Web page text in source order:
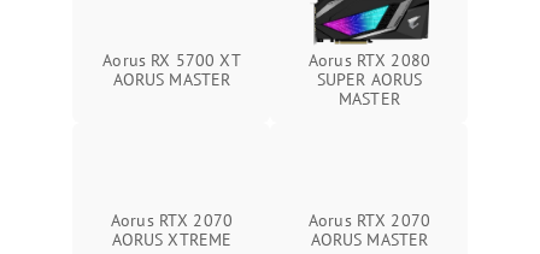
Aorus RX 5700 XT
AORUS MASTER
Aorus RTX 2080
SUPER AORUS
MASTER
Aorus RTX 2070
AORUS XTREME
Aorus RTX 2070
AORUS MASTER